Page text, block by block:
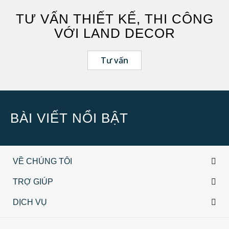
Nghệ An
Quảng Ninh
TP Hồ Chí Minh
TƯ VẤN THIẾT KẾ, THI CÔNG
VỚI LAND DECOR
Tư vấn
BÀI VIẾT NỔI BẬT
VỀ CHÚNG TÔI
TRỢ GIÚP
DỊCH VỤ